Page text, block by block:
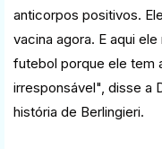
anticorpos positivos.
vacina agora. E aqui
futebol porque ele tem
irresponsável", disse a
história de Berlingieri.